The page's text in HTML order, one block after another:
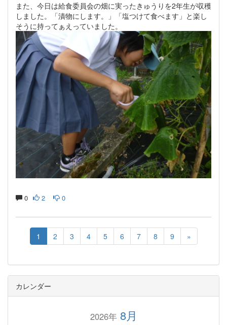
また、今日は給食委員会の畑に実ったきゅうりを2年生が収穫
しました。「漬物にします。」「塩つけて食べます」と楽し
そうに持ってぁえっていました。
0 2 0
1 2 3 4 5 6 7 8 9 »
カレンダー
2026年8月